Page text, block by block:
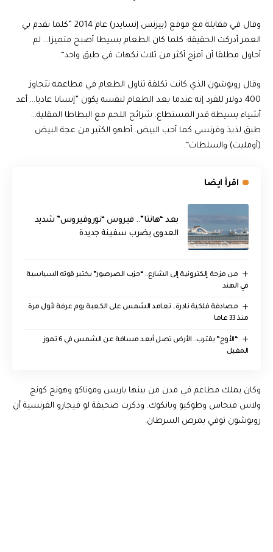
وقال في مقابلة مع موقع (بيزنس إنسايدر) عام 2014 ”كلما تقدم بي
العمر أدركت الحقيقة: كلما كان الطعام بسيطا أصبح متميزا… لم
أحاول مطلقا أن أمزج أكثر من ثلاث نكهات في طبق واحد“.
وقال روبوشون الذي كانت تكلفة تناول الطعام في مطاعمه تتجاوز
400 دولار للفرد إنه عندما يعد الطعام لنفسه يكون ”إنسانا عاديا… أعد
أشياء بسيطة قدر المستطاع. شرائح اللحم مع البطاطا المقلية…
طبق لذيذ وفرنسي كما أحب البيض. أطهو الكثير من عجة البيض
(أومليت) والسلطات“.
اقرأ ايضا
بعد “هانتا”.. فيروس “نوروفيروس” شديد
العدوى يضرب سفينة جديدة
من مزحة إلكترونية إلى الشارع.. “حزب الصرصور” يختبر قوته السياسية
في الهند
مصادفة فلكية نادرة.. تعامد الشمس على الكعبة يوم عرفة لأول مرة
منذ 33 عاما
“الأوج” يقترب.. الأرض تصل أبعد مسافة عن الشمس في 6 تموز
المقبل
وكان يملك مطاعم في مدن من بينها باريس وموناكو وهونج كونج
ولاس فيجاس وطوكيو وبانكوك. وذكرت صحيفة لو فيجارو الفرنسية أن
روبوشون توفي بمرض السرطان.